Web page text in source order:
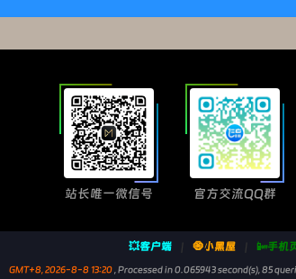
官方交流QQ群
站长唯一微信号
💥客户端 🧿小黑屋 📴手机
GMT+8, 2026-8-8 13:20 , Processed in 0.065943 second(s), 85